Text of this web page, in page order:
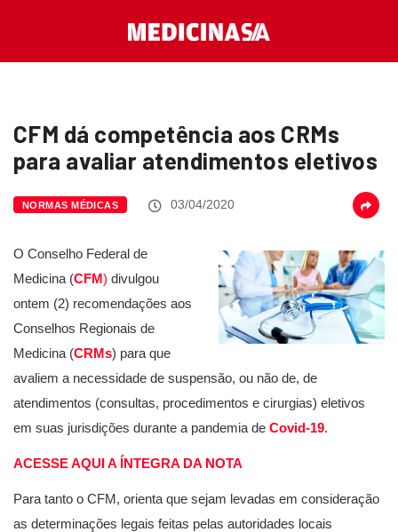
CFM dá competência aos CRMs
para avaliar atendimentos eletivos
NORMAS MÉDICAS 03/04/2020
O Conselho Federal de
Medicina (CFM) divulgou
ontem (2) recomendações aos
Conselhos Regionais de
Medicina (CRMs) para que
avaliem a necessidade de suspensão, ou não de, de
atendimentos (consultas, procedimentos e cirurgias) eletivos
em suas jurisdições durante a pandemia de Covid-19.
ACESSE AQUI A ÍNTEGRA DA NOTA
Para tanto o CFM, orienta que sejam levadas em consideração
as determinações legais feitas pelas autoridades locais